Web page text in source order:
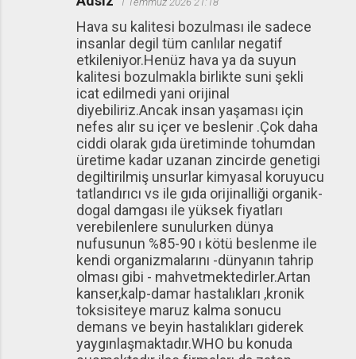
Hava su kalitesi bozulması ile sadece
insanlar degil tüm canlılar negatif
etkileniyor.Henüz hava ya da suyun
kalitesi bozulmakla birlikte suni şekli
icat edilmedi yani orijinal
diyebiliriz.Ancak insan yaşaması için
nefes alır su içer ve beslenir .Çok daha
ciddi olarak gıda üretiminde tohumdan
üretime kadar uzanan zincirde genetigi
degiltirilmiş unsurlar kimyasal koruyucu
tatlandırıcı vs ile gıda orijinalliği organik-
dogal damgası ile yüksek fiyatları
verebilenlere sunulurken dünya
nufusunun %85-90 ı kötü beslenme ile
kendi organizmalarını -dünyanın tahrip
olması gibi - mahvetmektedirler.Artan
kanser,kalp-damar hastalıkları ,kronik
toksisiteye maruz kalma sonucu
demans ve beyin hastalıkları giderek
yaygınlaşmaktadır.WHO bu konuda